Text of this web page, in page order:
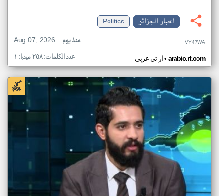
اخبار الجزائر
Politics
Aug 07, 2026
منذ يوم VY47WA
ار تي عربي• arabic.rt.com عدد الكلمات: ٢٥٨ ميديا: ١